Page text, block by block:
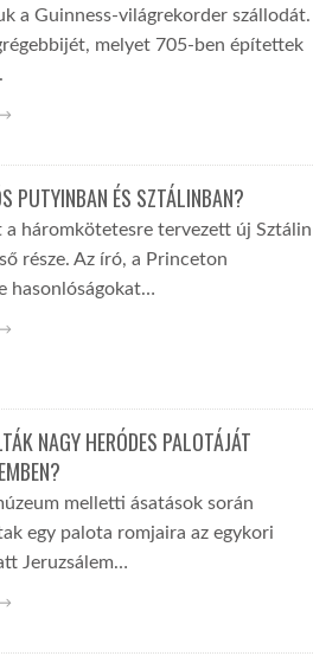
a Guinness-világrekorder szállodát.
melyet 705-ben építettek
→
PUTYINBAN ÉS SZTÁLINBAN?
a háromkötetesre tervezett új Sztálin
része. Az író, a Princeton
hasonlóságokat…
→
NAGY HERÓDES PALOTÁJÁT
melletti ásatások során
egy palota romjaira az egykori
Jeruzsálem…
→